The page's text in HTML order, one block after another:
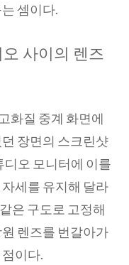
셈이다.
사이의 렌즈
화질 중계 화면에
장면의 스크린샷
디오 모니터에 이를
세를 유지해 달라
은 구도로 고정해
렌즈를 번갈아가
이다.